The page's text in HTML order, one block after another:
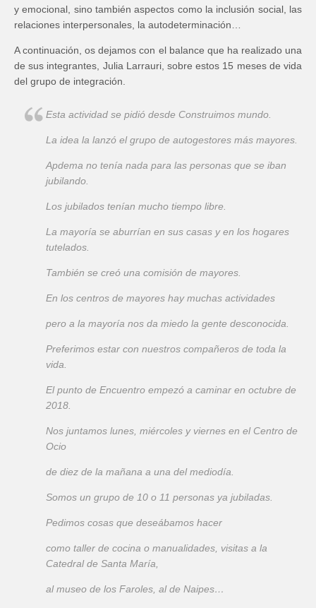
y emocional, sino también aspectos como la inclusión social, las
relaciones interpersonales, la autodeterminación…
A continuación, os dejamos con el balance que ha realizado una
de sus integrantes, Julia Larrauri, sobre estos 15 meses de vida
del grupo de integración.
Esta actividad se pidió desde Construimos mundo.
La idea la lanzó el grupo de autogestores más mayores.
Apdema no tenía nada para las personas que se iban
jubilando.
Los jubilados tenían mucho tiempo libre.
La mayoría se aburrían en sus casas y en los hogares
tutelados.
También se creó una comisión de mayores.
En los centros de mayores hay muchas actividades
pero a la mayoría nos da miedo la gente desconocida.
Preferimos estar con nuestros compañeros de toda la
vida.
El punto de Encuentro empezó a caminar en octubre de
2018.
Nos juntamos lunes, miércoles y viernes en el Centro de
Ocio
de diez de la mañana a una del mediodía.
Somos un grupo de 10 o 11 personas ya jubiladas.
Pedimos cosas que deseábamos hacer
como taller de cocina o manualidades, visitas a la
Catedral de Santa María,
al museo de los Faroles, al de Naipes…